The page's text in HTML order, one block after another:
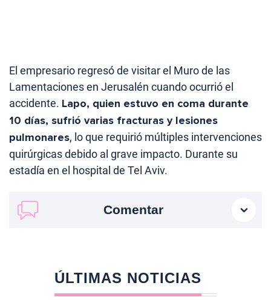
El empresario regresó de visitar el Muro de las
Lamentaciones en Jerusalén cuando ocurrió el
accidente. Lapo, quien estuvo en coma durante
10 días, sufrió varias fracturas y lesiones
pulmonares, lo que requirió múltiples intervenciones
quirúrgicas debido al grave impacto. Durante su
estadía en el hospital de Tel Aviv.
Comentar
ÚLTIMAS NOTICIAS